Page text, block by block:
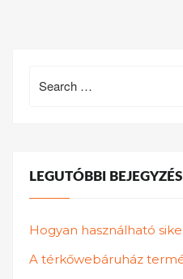
for:
LEGUTÓBBI
Hogyan használható
A térkőwebáruház